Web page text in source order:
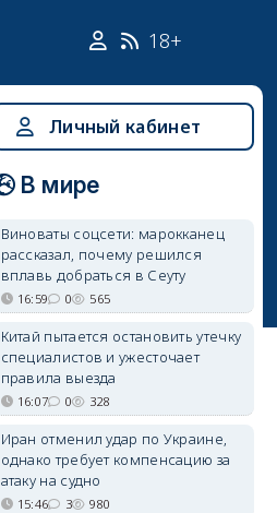
18+
Личный кабинет
В мире
Виноваты соцсети: марокканец
рассказал, почему решился
вплавь добраться в Сеуту
16:59 0 565
Китай пытается остановить утечку
специалистов и ужесточает
правила выезда
16:07 0 328
Иран отменил удар по Украине,
однако требует компенсацию за
атаку на судно
15:46 3 980